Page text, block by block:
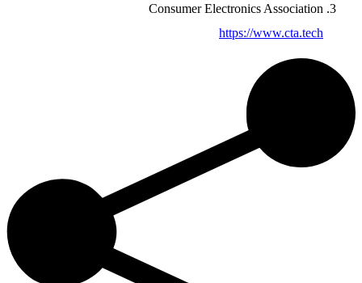
Consumer Electronics Association
https://www.cta.tech